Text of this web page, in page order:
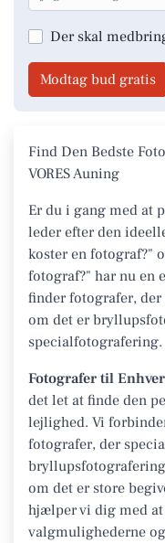
Der skal
Modtag bud gratis
Find Den Bedste
VORES Auning
Er du i gang med at
leder efter den
koster en fotograf?"
fotograf?" har nu en
finder fotografer,
om det er
specialfotografering.
Fotografer til
det let at finde den
lejlighed. Vi
fotografer, der
om det er store
hjælper vi dig med at
valgmulighederne